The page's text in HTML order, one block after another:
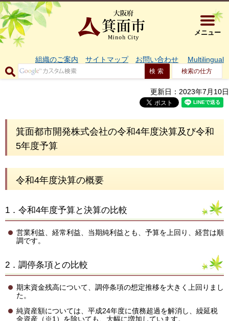
大阪府箕
メニュー
組織のご案内 サイトマップ お問い合わせ Multilingual
検索の仕方
更新日：2023年7月10日
箕面都市開発株式会社の令和4年度決算及び令和
5年度予算
令和4年度決算の概要
1．令和4年度予算と決算の比較
営業利益、経常利益、当期純利益とも、予算を上回り、経営は順
調です。
2．調停条項との比較
期末資金残高について、調停条項の想定推移を大きく上回りまし
た。
純資産額については、平成24年度に債務超過を解消し、繰延税
金資産（※1）を除いても、大幅に増加しています。